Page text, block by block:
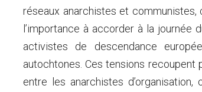
réseaux anarchistes et
l’importance à accorder à la journée
activistes de descendance
autochtones. Ces tensions
entre les anarchistes